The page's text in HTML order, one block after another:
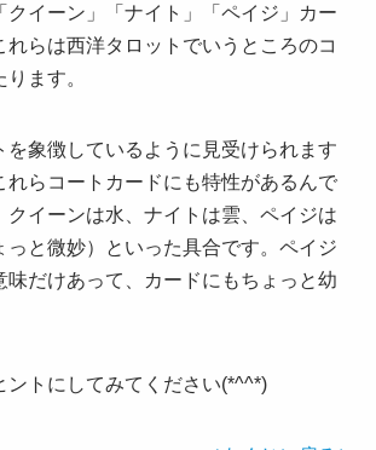
クイーン」「ナイト」「ペイジ」カー
れらは西洋タロットでいうところのコ
ます。
を象徴しているように見受けられます
れらコートカードにも特性があるんで
クイーンは水、ナイトは雲、ペイジは
っと微妙）といった具合です。ペイジ
味だけあって、カードにもちょっと幼
ントにしてみてください(*^^*)